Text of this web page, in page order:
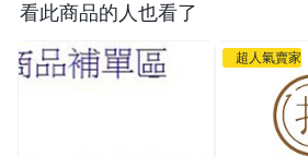
看此商品的人也看了
超人氣賣家